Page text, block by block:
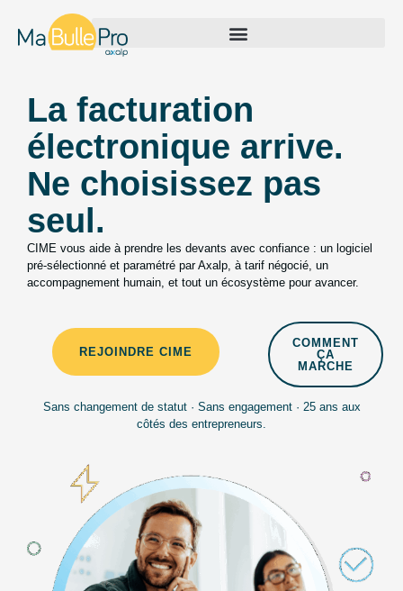
La facturation
électronique arrive.
Ne choisissez pas
seul.
CIME vous aide à prendre les devants avec confiance : un logiciel
pré-sélectionné et paramétré par Axalp, à tarif négocié, un
accompagnement humain, et tout un écosystème pour avancer.
REJOINDRE CIME
COMMENT
ÇA
MARCHE
Sans changement de statut · Sans engagement · 25 ans aux
côtés des entrepreneurs.